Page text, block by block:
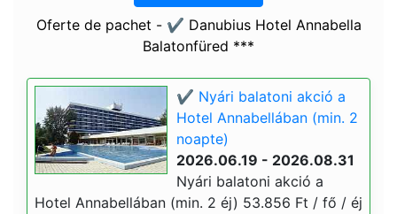
Oferte de pachet - ✔️ Danubius Hotel Annabella
Balatonfüred ***
✔️ Nyári balatoni akció a
Hotel Annabellában (min. 2
noapte)
2026.06.19 - 2026.08.31
Nyári balatoni akció a
Hotel Annabellában (min. 2 éj) 53.856 Ft / fő / éj